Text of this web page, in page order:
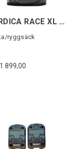
NORDICA RACE XL GEAR PACK DOMME Svart
ryggsäck
899,00